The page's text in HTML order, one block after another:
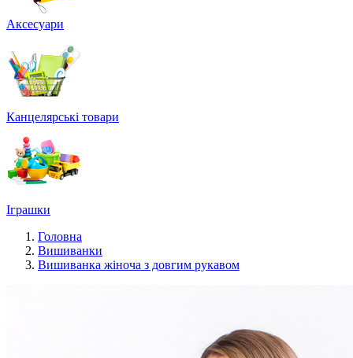
Аксесуари
Канцелярські товари
Іграшки
Головна
Вишиванки
Вишиванка жіноча з довгим рукавом